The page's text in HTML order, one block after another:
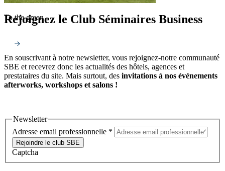
To the green
Rejoignez le Club Séminaires Business
En souscrivant à notre newsletter, vous rejoignez-notre communauté
SBE et recevrez donc les actualités des hôtels, agences et
prestataires du site. Mais surtout, des invitations à nos événements
afterworks, workshops et salons !
Newsletter
Adresse email professionnelle *
Rejoindre le club SBE
Captcha